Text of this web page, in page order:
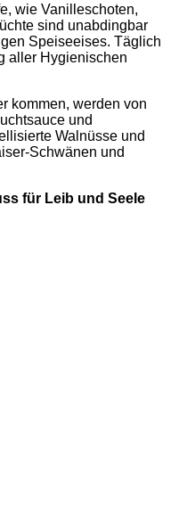
wie Vanilleschoten,
sind unabdingbar
Speiseeises. Täglich
aller Hygienischen
kommen, werden von
und
Walnüsse und
Schwänen und
für Leib und Seele